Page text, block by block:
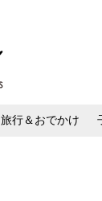
旅行＆おでかけ